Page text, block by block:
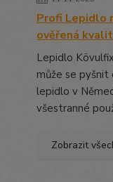
Profi Lepidlo
ověřená
Lepidlo
může se
lepidlo v
všestranné
Zobrazit